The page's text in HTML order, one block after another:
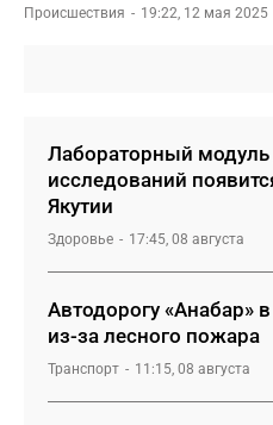
Происшествия 19:22, 12 мая 2025
Лабораторный модуль
исследований
Якутии
Здоровье 17:45, 08 августа
Автодорогу «Анабар»
из-за лесного пожара
Транспорт 11:15, 08 августа